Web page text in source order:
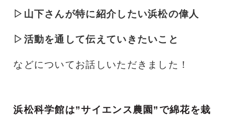
▷山下さんが特に紹介したい浜松の偉人
▷活動を通して伝えていきたいこと
などについてお話しいただきました！
浜松科学館は”サイエンス農園”で綿花を栽